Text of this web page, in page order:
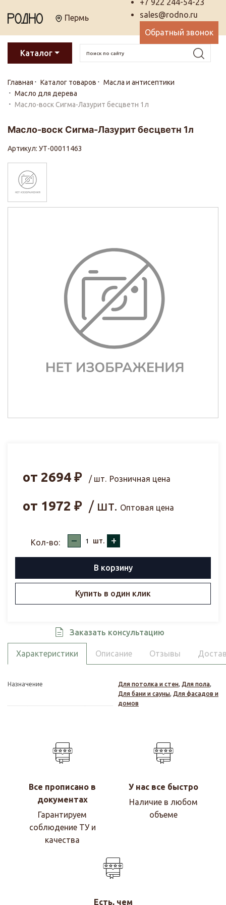
Пермь
+7 922 244-54-23
sales@rodno.ru
Обратный звонок
Каталог
Главная Каталог товаров
Масла и антисептики
Масло для дерева
Масло-воск Сигма-Лазурит бесцветн 1л
Масло-воск Сигма-Лазурит бесцветн 1л
Артикул: УТ-00011463
от 2694 ₽ / шт. Розничная цена
от 1972 ₽ / шт. Оптовая цена
Кол-во: – шт. +
В корзину
Купить в один клик
Заказать консультацию
Характеристики Описание Отзывы
Назначение Для потолка и стен, Для пола,
Для бани и сауны, Для фасадов и
домов
Все прописано в
документах
Гарантируем
соблюдение ТУ и
качества
У нас все быстро
Наличие в любом
объеме
Есть, чем